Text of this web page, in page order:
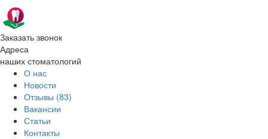
Заказать звонок
Адреса
наших стоматологий
О нас
Новости
Отзывы (83)
Вакансии
Статьи
Контакты